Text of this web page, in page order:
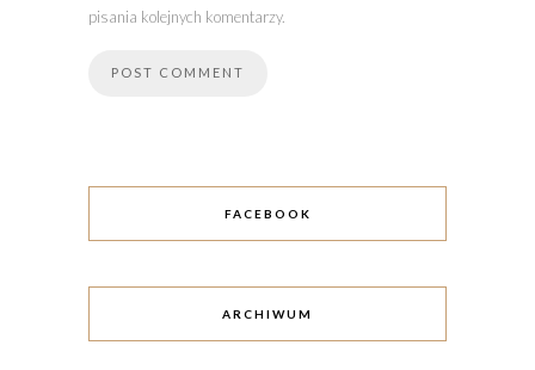
pisania kolejnych komentarzy.
FACEBOOK
ARCHIWUM